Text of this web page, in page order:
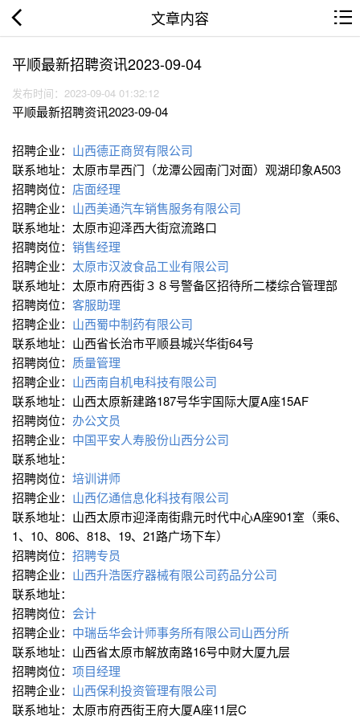
文章内容
平顺最新招聘资讯2023-09-04
发布时间：2023-09-04 01:32:12
平顺最新招聘资讯2023-09-04
招聘企业： 山西德正商贸有限公司
联系地址：太原市旱西门（龙潭公园南门对面）观湖印象A503
招聘岗位： 店面经理
招聘企业： 山西美通汽车销售服务有限公司
联系地址：太原市迎泽西大街窊流路口
招聘岗位： 销售经理
招聘企业： 太原市汉波食品工业有限公司
联系地址：太原市府西街３８号警备区招待所二楼综合管理部
招聘岗位： 客服助理
招聘企业： 山西蜀中制药有限公司
联系地址：山西省长治市平顺县城兴华街64号
招聘岗位： 质量管理
招聘企业： 山西南自机电科技有限公司
联系地址：山西太原新建路187号华宇国际大厦A座15AF
招聘岗位： 办公文员
招聘企业： 中国平安人寿股份山西分公司
联系地址：
招聘岗位： 培训讲师
招聘企业： 山西亿通信息化科技有限公司
联系地址：山西太原市迎泽南街鼎元时代中心A座901室（乘6、
1、10、806、818、19、21路广场下车）
招聘岗位： 招聘专员
招聘企业： 山西升浩医疗器械有限公司药品分公司
联系地址：
招聘岗位： 会计
招聘企业： 中瑞岳华会计师事务所有限公司山西分所
联系地址：山西省太原市解放南路16号中财大厦九层
招聘岗位： 项目经理
招聘企业： 山西保利投资管理有限公司
联系地址：太原市府西街王府大厦A座11层C